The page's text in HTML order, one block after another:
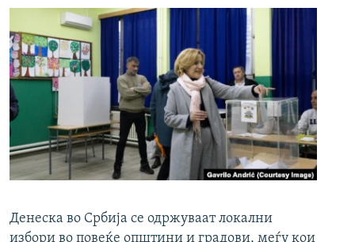
Денеска во Србија се одржуваат локални
избори во повеќе општини и градови, меѓу кои